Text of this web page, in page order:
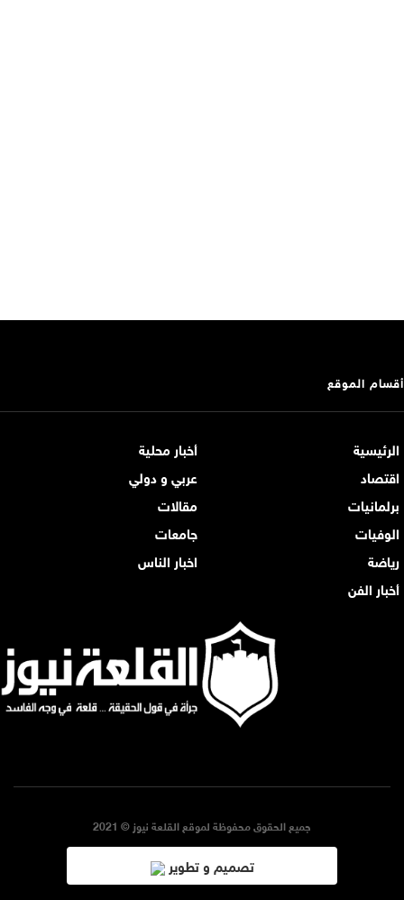
أقسام الموقع
الرئيسية
أخبار محلية
اقتصاد
عربي و دولي
برلمانيات
مقالات
الوفيات
جامعات
رياضة
اخبار الناس
أخبار الفن
جميع الحقوق محفوظة لموقع القلعة نيوز © 2021
تصميم و تطوير